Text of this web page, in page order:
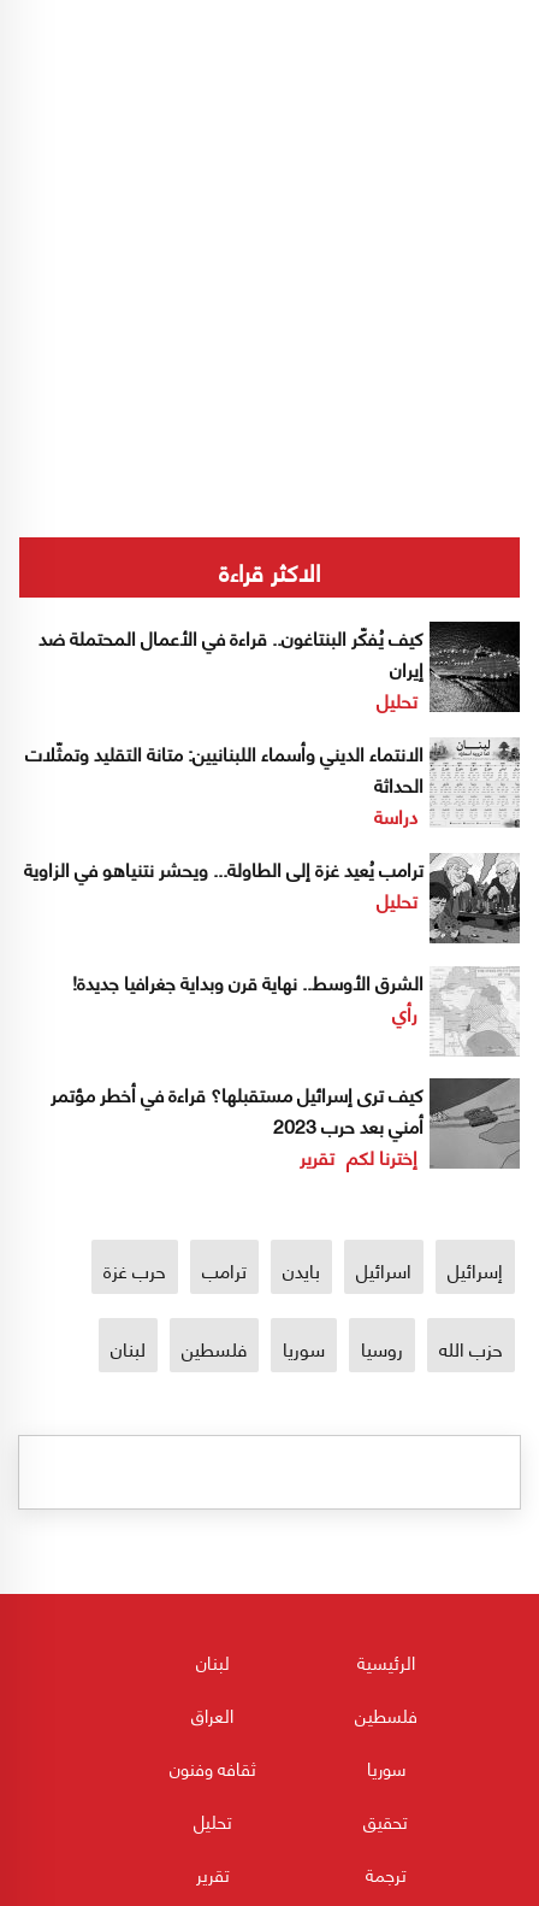
الاكثر قراءة
كيف يُفكّر البنتاغون.. قراءة في الأعمال المحتملة ضد
إيران
تحليل
الانتماء الديني وأسماء اللبنانيين: متانة التقليد وتمثّلات
الحداثة
دراسة
ترامب يُعيد غزة إلى الطاولة... ويحشر نتنياهو في الزاوية
تحليل
الشرق الأوسط.. نهاية قرن وبداية جغرافيا جديدة!
رأي
كيف ترى إسرائيل مستقبلها؟ قراءة في أخطر مؤتمر
أمني بعد حرب 2023
إخترنا لكم تقرير
إسرائيل اسرائيل بايدن ترامب حرب غزة
حزب الله روسيا سوريا فلسطين لبنان
الرئيسية
لبنان
فلسطين
العراق
سوريا
ثقافه وفنون
تحقيق
تحليل
ترجمة
تقرير